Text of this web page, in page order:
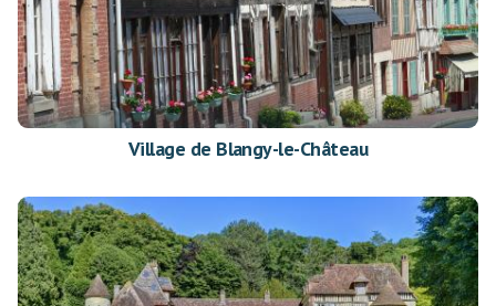
Village de Blangy-le-Château